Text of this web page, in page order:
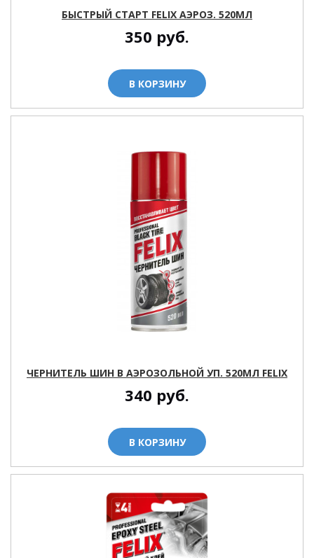
БЫСТРЫЙ СТАРТ FELIX АЭРОЗ. 520МЛ
350 руб.
В КОРЗИНУ
ЧЕРНИТЕЛЬ ШИН В АЭРОЗОЛЬНОЙ УП. 520МЛ FELIX
340 руб.
В КОРЗИНУ